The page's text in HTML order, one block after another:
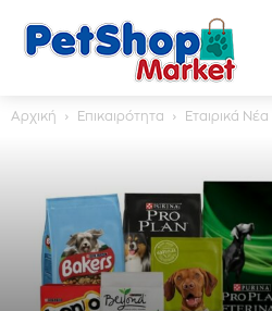
Αρχική Επικαιρότητα Εταιρικά Νέα